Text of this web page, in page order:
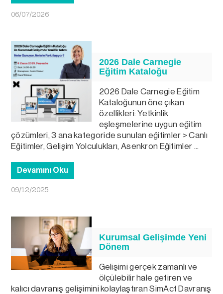
06/07/2026
2026 Dale Carnegie
Eğitim Kataloğu
2026 Dale Carnegie Eğitim
Kataloğunun öne çıkan
özellikleri: Yetkinlik
eşleşmelerine uygun eğitim
çözümleri, 3 ana kategoride sunulan eğitimler > Canlı
Eğitimler, Gelişim Yolculukları, Asenkron Eğitimler ...
Devamını Oku
09/12/2025
Kurumsal Gelişimde Yeni
Dönem
Gelişimi gerçek zamanlı ve
ölçülebilir hale getiren ve
kalıcı davranış gelişimini kolaylaştıran SimAct Davranış